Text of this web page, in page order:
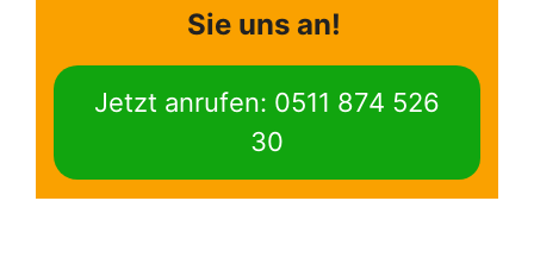
Sie uns an!
Jetzt anrufen: 0511 874 526
30